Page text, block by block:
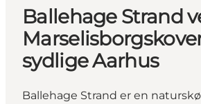
Ballehage Strand
sydlige Aarhus
Ballehage Strand er en